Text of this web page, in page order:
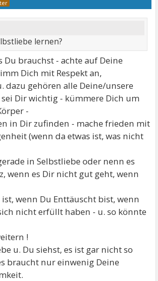
lernen?
Du brauchst - achte auf Deine
Dich mit Respekt an,
dazu gehören alle Deine/unsere
Dir wichtig - kümmere Dich um
-
in Dir zufinden - mache frieden mit
(wenn da etwas ist, was nicht
in Selbstliebe oder nenn es
wenn es Dir nicht gut geht, wenn
wenn Du Enttäuscht bist, wenn
nicht erfüllt haben - u. so könnte
!
u. Du siehst, es ist gar nicht so
braucht nur einwenig Deine